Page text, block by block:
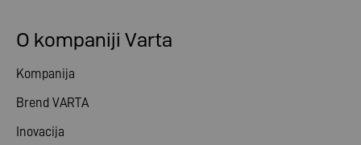
O kompaniji Varta
Kompanija
Brend VARTA
Inovacija